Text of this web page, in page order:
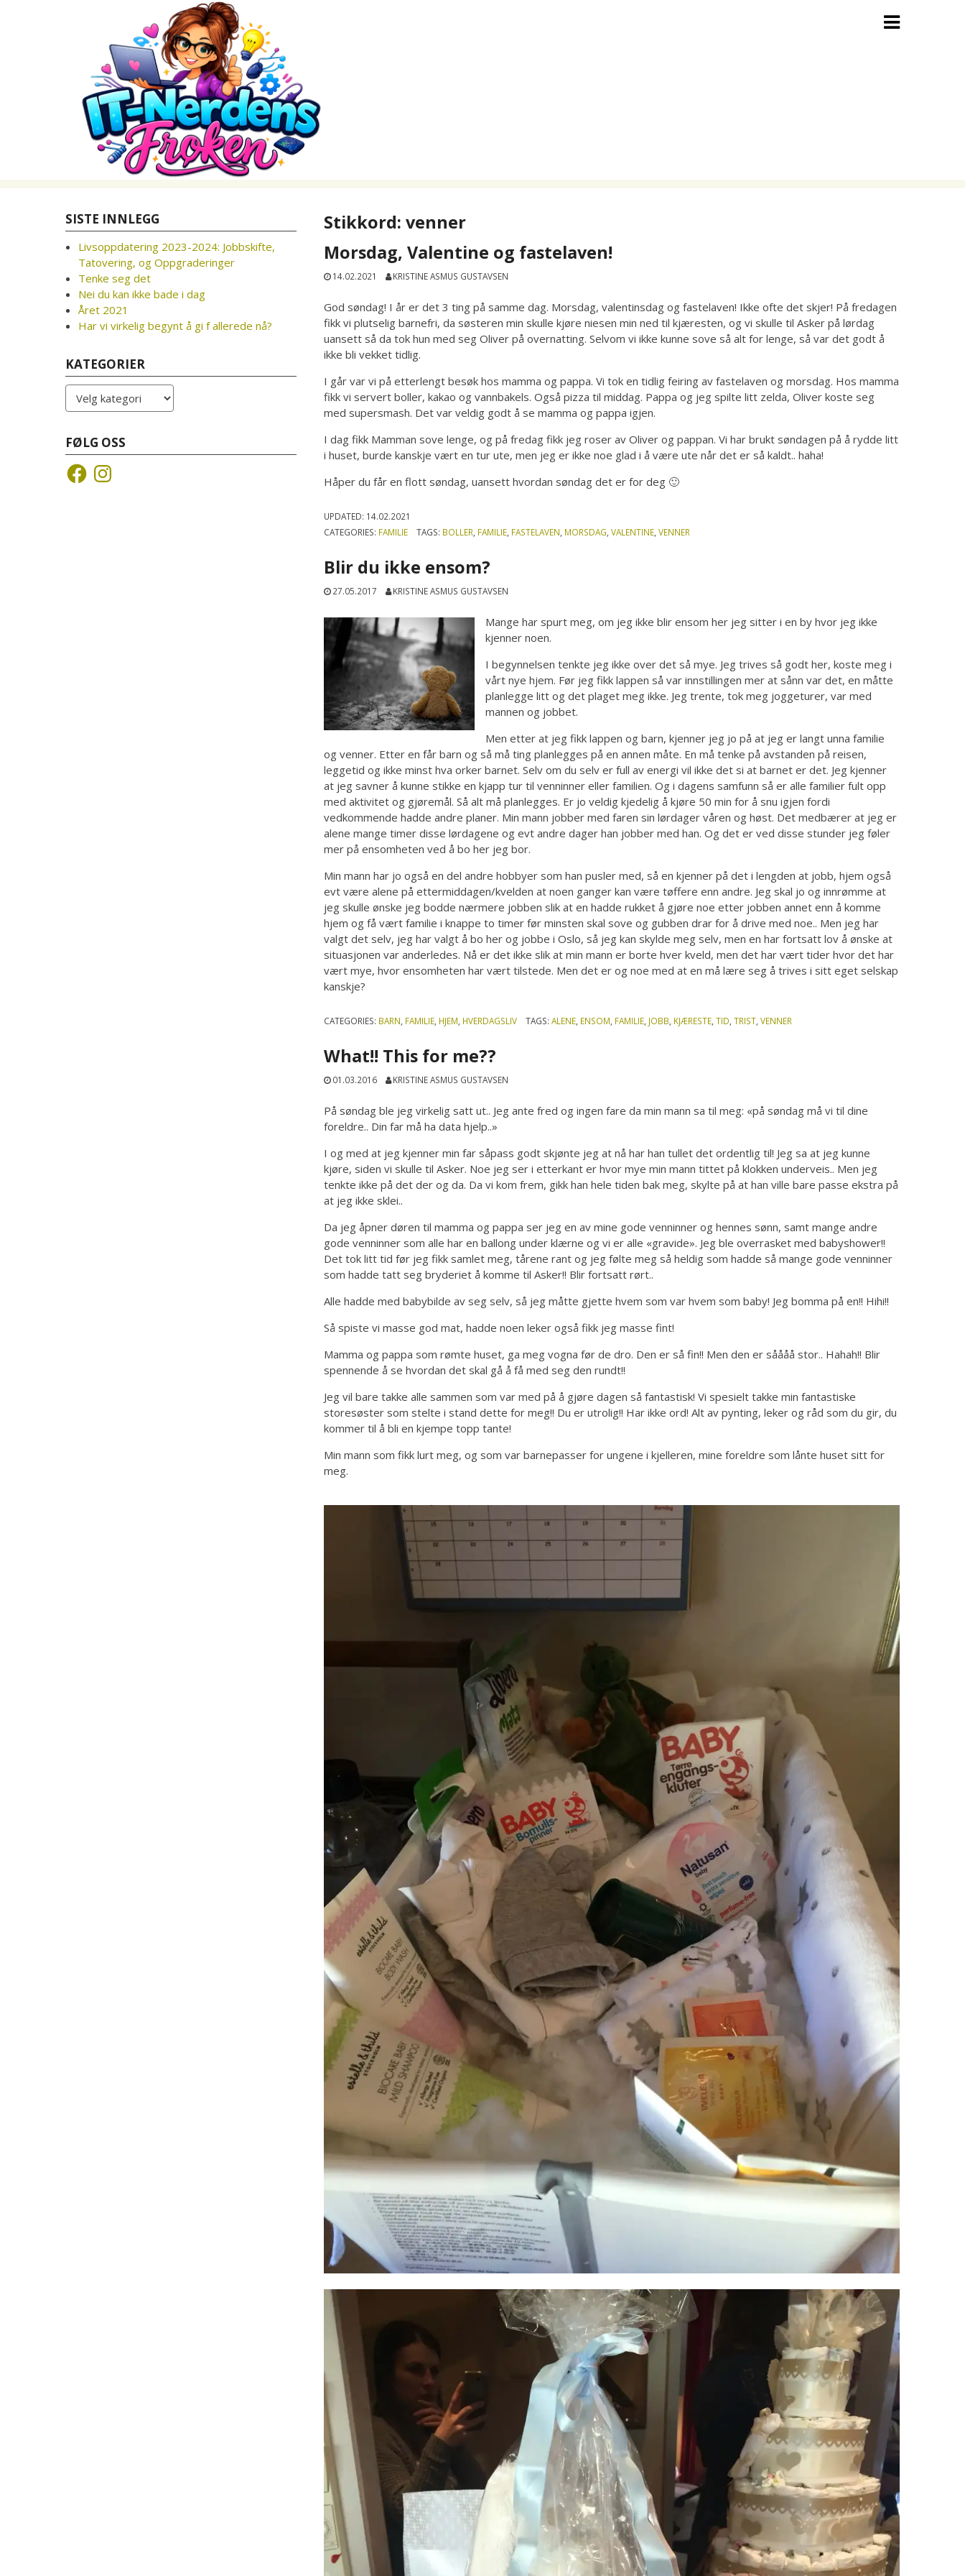
Stikkord:venner
Morsdag, Valentine og fastelaven!
14.02.2021 KRISTINE ASMUS GUSTAVSEN
God søndag! I år er det 3 ting på samme dag. Morsdag, valentinsdag og fastelaven! Ikke ofte det skjer! På fredagen
fikk vi plutselig barnefri, da søsteren min skulle kjøre niesen min ned til kjæresten, og vi skulle til Asker på lørdag
uansett så da tok hun med seg Oliver på overnatting. Selvom vi ikke kunne sove så alt for lenge, så var det godt å
ikke bli vekket tidlig.
I går var vi på etterlengt besøk hos mamma og pappa. Vi tok en tidlig feiring av fastelaven og morsdag. Hos mamma
fikk vi servert boller, kakao og vannbakels. Også pizza til middag. Pappa og jeg spilte litt zelda, Oliver koste seg
med supersmash. Det var veldig godt å se mamma og pappa igjen.
I dag fikk Mamman sove lenge, og på fredag fikk jeg roser av Oliver og pappan. Vi har brukt søndagen på å rydde litt
i huset, burde kanskje vært en tur ute, men jeg er ikke noe glad i å være ute når det er så kaldt.. haha!
Håper du får en flott søndag, uansett hvordan søndag det er for deg 🙂
UPDATED: 14.02.2021
CATEGORIES: FAMILIE TAGS: BOLLER FAMILIE, FASTELAVEN MORSDAG VALENTINE, VENNER
Blir du ikke ensom?
27.05.2017 KRISTINE ASMUS GUSTAVSEN
Mange har spurt meg, om jeg ikke blir ensom her jeg sitter i en by hvor jeg ikke
kjenner noen.
I begynnelsen tenkte jeg ikke over det så mye. Jeg trives så godt her, koste meg i
vårt nye hjem. Før jeg fikk lappen så var innstillingen mer at sånn var det, en måtte
planlegge litt og det plaget meg ikke. Jeg trente, tok meg joggeturer, var med
mannen og jobbet.
Men etter at jeg fikk lappen og barn, kjenner jeg jo på at jeg er langt unna familie
og venner. Etter en får barn og så må ting planlegges på en annen måte. En må tenke på avstanden på reisen,
leggetid og ikke minst hva orker barnet. Selv om du selv er full av energi vil ikke det si at barnet er det. Jeg kjenner
at jeg savner å kunne stikke en kjapp tur til venninner eller familien. Og i dagens samfunn så er alle familier fult opp
med aktivitet og gjøremål. Så alt må planlegges. Er jo veldig kjedelig å kjøre 50 min for å snu igjen fordi
vedkommende hadde andre planer. Min mann jobber med faren sin lørdager våren og høst. Det medbærer at jeg er
alene mange timer disse lørdagene og evt andre dager han jobber med han. Og det er ved disse stunder jeg føler
mer på ensomheten ved å bo her jeg bor.
Min mann har jo også en del andre hobbyer som han pusler med, så en kjenner på det i lengden at jobb, hjem også
evt være alene på ettermiddagen/kvelden at noen ganger kan være tøffere enn andre. Jeg skal jo og innrømme at
jeg skulle ønske jeg bodde nærmere jobben slik at en hadde rukket å gjøre noe etter jobben annet enn å komme
hjem og få vært familie i knappe to timer før minsten skal sove og gubben drar for å drive med noe.. Men jeg har
valgt det selv, jeg har valgt å bo her og jobbe i Oslo, så jeg kan skylde meg selv, men en har fortsatt lov å ønske at
situasjonen var anderledes. Nå er det ikke slik at min mann er borte hver kveld, men det har vært tider hvor det har
vært mye, hvor ensomheten har vært tilstede. Men det er og noe med at en må lære seg å trives i sitt eget selskap
kanskje?
CATEGORIES: BARN FAMILIE HJEM HVERDAGSLIV TAGS: ALENE, ENSOM FAMILIE, JOBB KJÆRESTE, TID TRIST, VENNER
What!! This for me??
01.03.2016 KRISTINE ASMUS GUSTAVSEN
På søndag ble jeg virkelig satt ut.. Jeg ante fred og ingen fare da min mann sa til meg: «på søndag må vi til dine
foreldre.. Din far må ha data hjelp..»
I og med at jeg kjenner min far såpass godt skjønte jeg at nå har han tullet det ordentlig til! Jeg sa at jeg kunne
kjøre, siden vi skulle til Asker. Noe jeg ser i etterkant er hvor mye min mann tittet på klokken underveis.. Men jeg
tenkte ikke på det der og da. Da vi kom frem, gikk han hele tiden bak meg, skylte på at han ville bare passe ekstra på
at jeg ikke sklei..
Da jeg åpner døren til mamma og pappa ser jeg en av mine gode venninner og hennes sønn, samt mange andre
gode venninner som alle har en ballong under klærne og vi er alle «gravide». Jeg ble overrasket med babyshower!!
Det tok litt tid før jeg fikk samlet meg, tårene rant og jeg følte meg så heldig som hadde så mange gode venninner
som hadde tatt seg bryderiet å komme til Asker!! Blir fortsatt rørt..
Alle hadde med babybilde av seg selv, så jeg måtte gjette hvem som var hvem som baby! Jeg bomma på en!! Hihi!!
Så spiste vi masse god mat, hadde noen leker også fikk jeg masse fint!
Mamma og pappa som rømte huset, ga meg vogna før de dro. Den er så fin!! Men den er såååå stor.. Hahah!! Blir
spennende å se hvordan det skal gå å få med seg den rundt!!
Jeg vil bare takke alle sammen som var med på å gjøre dagen så fantastisk! Vi spesielt takke min fantastiske
storesøster som stelte i stand dette for meg!! Du er utrolig!! Har ikke ord! Alt av pynting, leker og råd som du gir, du
kommer til å bli en kjempe topp tante!
Min mann som fikk lurt meg, og som var barnepasser for ungene i kjelleren, mine foreldre som lånte huset sitt for
meg.
SISTE INNLEGG
Livsoppdatering 2023-2024: Jobbskifte,
Tatovering, og Oppgraderinger
Tenke seg det
Nei du kan ikke bade i dag
Året 2021
Har vi virkelig begynt å gi f allerede nå?
KATEGORIER
Kategorier
FØLG OSS
FacebookInstagram